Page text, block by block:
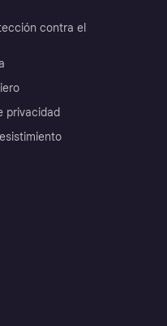
contra el
privacidad